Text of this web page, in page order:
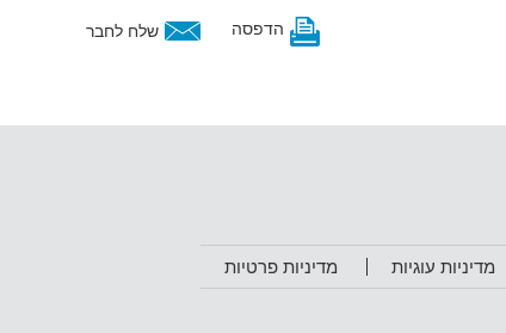
שלח לחבר הדפסה
מדיניות עוגיות מדיניות פרטיות